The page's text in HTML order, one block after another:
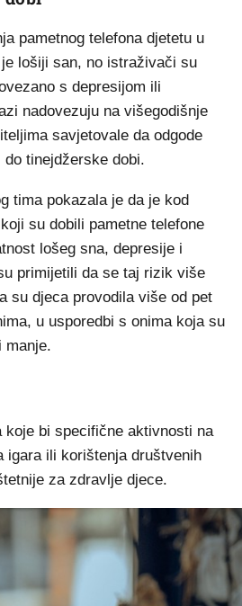
pametnog telefona djetetu u
lošiji san, no istraživači su
s depresijom ili
nadovezuju na višegodišnje
savjetovale da odgode
tinejdžerske dobi.
tima pokazala je da je kod
su dobili pametne telefone
lošeg sna, depresije i
primijetili da se taj rizik više
su djeca provodila više od pet
u usporedbi s onima koja su
manje.
koje bi specifične aktivnosti na
igara ili korištenja društvenih
za zdravlje djece.